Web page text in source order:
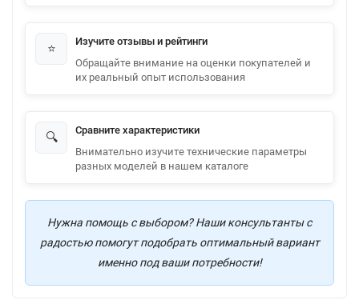
⭐
Изучите отзывы и рейтинги
Обращайте внимание на оценки покупателей и
их реальный опыт использования
🔍
Сравните характеристики
Внимательно изучите технические параметры
разных моделей в нашем каталоге
Нужна помощь с выбором? Наши консультанты с
радостью помогут подобрать оптимальный вариант
именно под ваши потребности!